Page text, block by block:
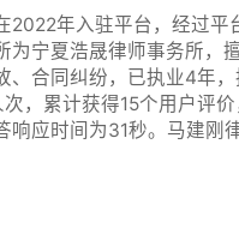
2022年入驻平台，经过平
为宁夏浩晟律师事务所，
、合同纠纷，已执业4年，
，累计获得15个用户评价
响应时间为31秒。马建刚